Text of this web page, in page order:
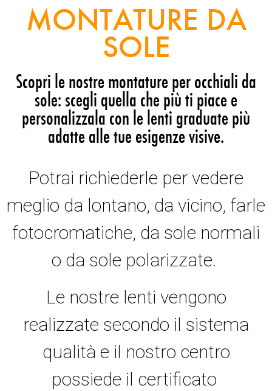
MONTATURE DA
SOLE
Scopri le nostre montature per occhiali da
sole: scegli quella che più ti piace e
personalizzala con le lenti graduate più
adatte alle tue esigenze visive.
Potrai richiederle per vedere
meglio da lontano, da vicino, farle
fotocromatiche, da sole normali
o da sole polarizzate.
Le nostre lenti vengono
realizzate secondo il sistema
qualità e il nostro centro
possiede il certificato